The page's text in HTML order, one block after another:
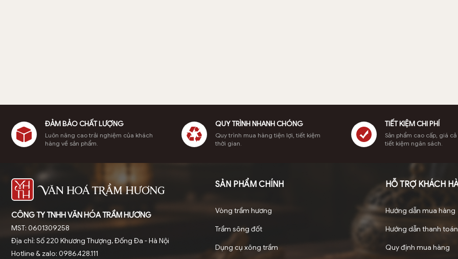
ĐẢM BẢO CHẤT LƯỢNG
Luôn nâng cao trải nghiệm của khách
hàng về sản phẩm.
QUY TRÌNH NHANH CHÓNG
Quy trình mua hàng tiện lợi, tiết kiệm
thời gian.
TIẾT KIỆM CHI PHÍ
Sản phẩm cao cấp, giá
tiết kiệm ngân sách.
CÔNG TY TNHH VĂN HÓA TRẦM HƯƠNG
MST: 0601309258
Địa chỉ: Số 220 Khương Thượng, Đống Đa - Hà Nội
Hotline & zalo: 0986.428.111
SẢN PHẨM CHÍNH
Vòng trầm hương
Trầm sông đốt
Dụng cụ xông trầm
HỖ TRỢ KHÁCH
Hướng dẫn mua hàng
Hướng dẫn thanh toán
Quy định mua hàng